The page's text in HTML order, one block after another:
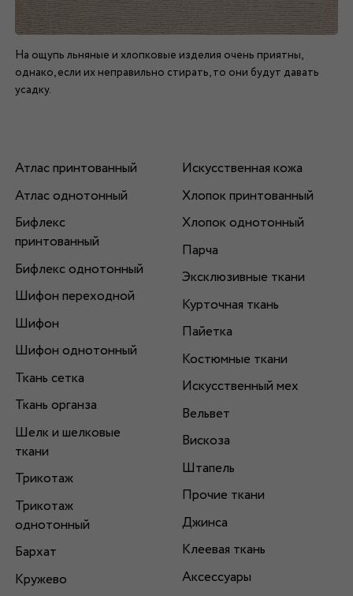
На ощупь льняные и хлопковые изделия очень приятны,
однако, если их неправильно стирать, то они будут давать
усадку.
Атлас принтованный
Атлас однотонный
Бифлекс
принтованный
Бифлекс однотонный
Шифон переходной
Шифон
Шифон однотонный
Ткань сетка
Ткань органза
Шелк и шелковые
ткани
Трикотаж
Трикотаж
однотонный
Бархат
Кружево
Искусственная кожа
Хлопок принтованный
Хлопок однотонный
Парча
Эксклюзивные ткани
Курточная ткань
Пайетка
Костюмные ткани
Искусственный мех
Вельвет
Вискоза
Штапель
Прочие ткани
Джинса
Клеевая ткань
Аксессуары